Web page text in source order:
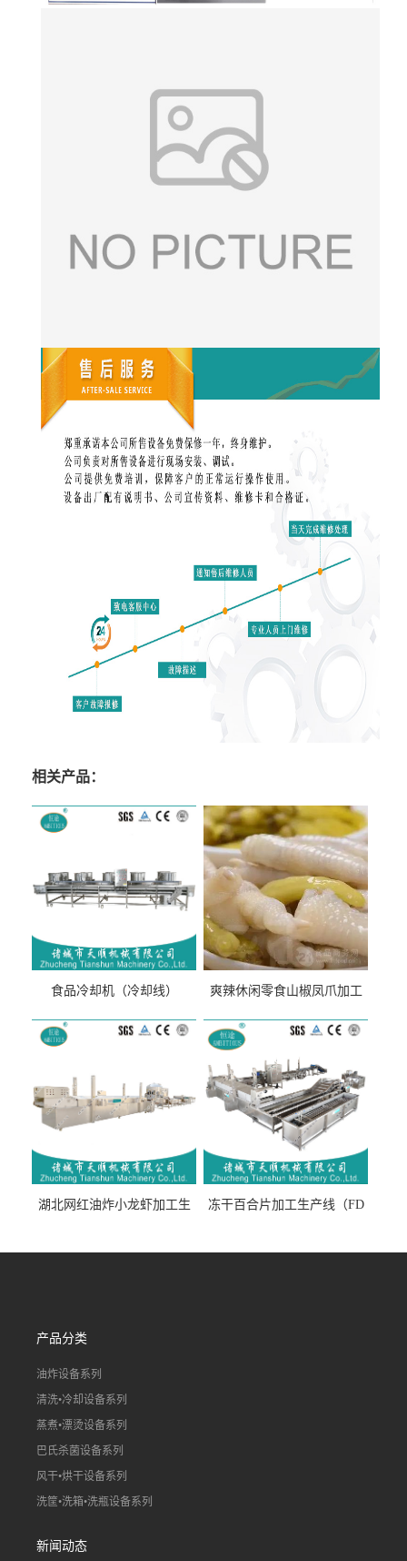
相关产品：
食品冷却机（冷却线）
爽辣休闲零食山椒凤爪加工
流水线）
湖北网红油炸小龙虾加工生
线）
冻干百合片加工生产线（FD
线）
产品分类
油炸设备系列
清洗•冷却设备系列
蒸煮•漂烫设备系列
巴氏杀菌设备系列
风干•烘干设备系列
洗筐•洗箱•洗瓶设备系列
新闻动态